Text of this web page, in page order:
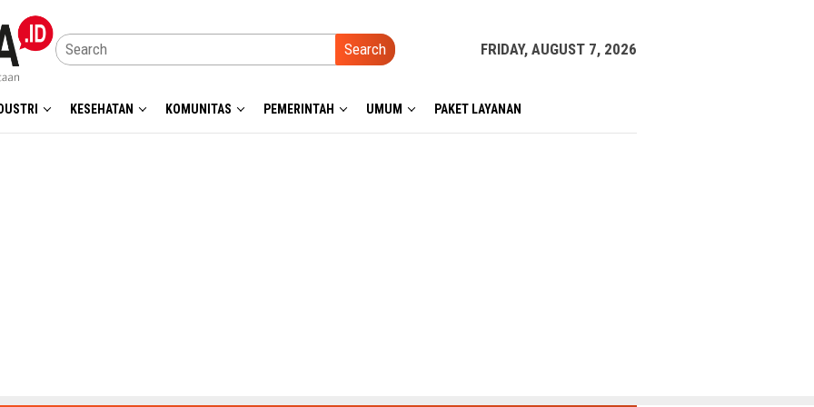
Search FRIDAY, AUGUST 7, 2026
KESEHATAN KOMUNITAS PEMERINTAH UMUM PAKET LAYANAN